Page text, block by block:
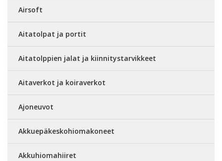
Airsoft
Aitatolpat ja portit
Aitatolppien jalat ja kiinnitystarvikkeet
Aitaverkot ja koiraverkot
Ajoneuvot
Akkuepäkeskohiomakoneet
Akkuhiomahiiret